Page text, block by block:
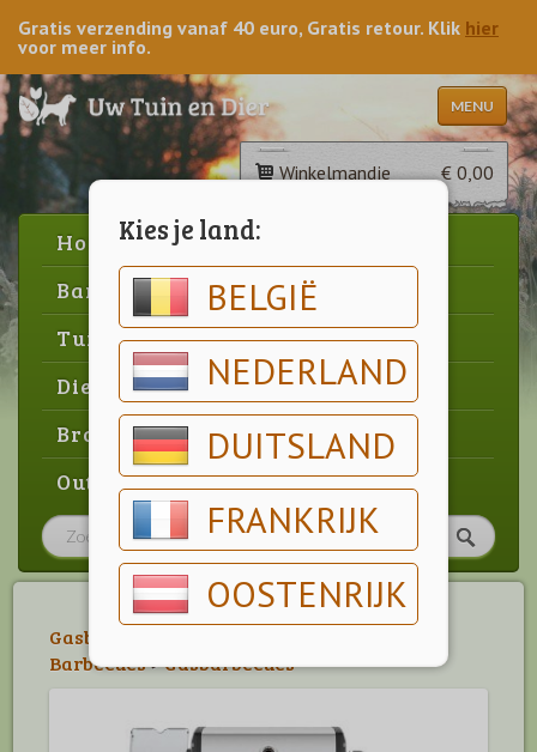
Kies je land:
BELGIË
NEDERLAND
DUITSLAND
FRANKRIJK
OOSTENRIJK
Gratis verzending vanaf 40 euro, Gratis retour. Klik hier
voor meer info.
MENU
Winkelmandje € 0,00
Home
Barbecue
Tuin
Dier
Brood & gebak
Outlet
Gasbarbecue
Barbecues>Gasbarbecues